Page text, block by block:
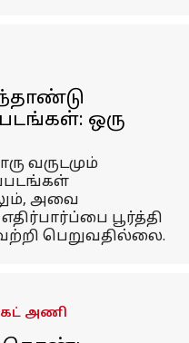
ஒரு
வருடமும்
அவை
பூர்த்தி
பெறுவதில்லை.
அணி